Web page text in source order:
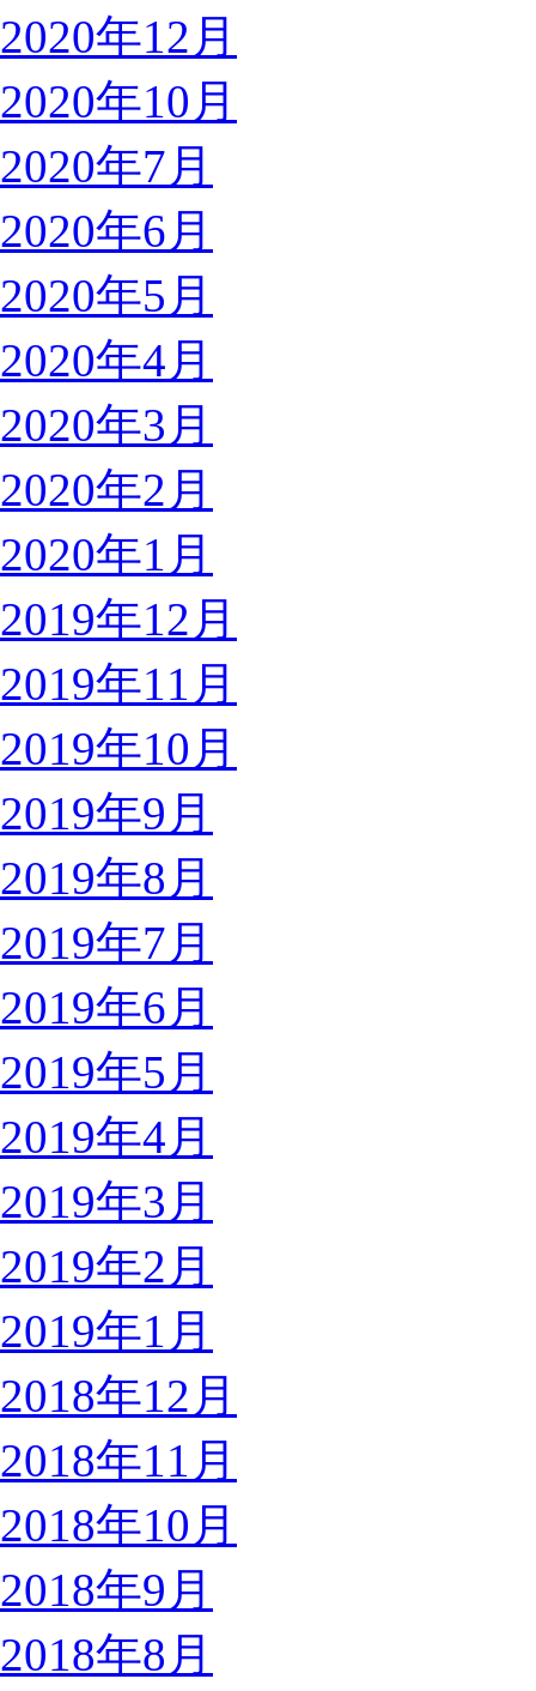
2020年12月
2020年10月
2020年7月
2020年6月
2020年5月
2020年4月
2020年3月
2020年2月
2020年1月
2019年12月
2019年11月
2019年10月
2019年9月
2019年8月
2019年7月
2019年6月
2019年5月
2019年4月
2019年3月
2019年2月
2019年1月
2018年12月
2018年11月
2018年10月
2018年9月
2018年8月